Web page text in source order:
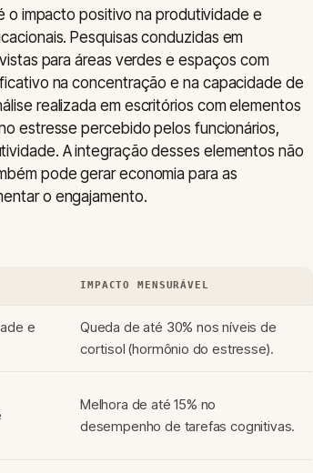
impacto positivo na produtividade e
Pesquisas conduzidas em
para áreas verdes e espaços com
na concentração e na capacidade de
realizada em escritórios com elementos
estresse percebido pelos funcionários,
A integração desses elementos não
pode gerar economia para as
o engajamento.
IMPACTO MENSURÁVEL
e
Queda de até 30% nos níveis de
cortisol (hormônio do estresse).
Melhora de até 15% no
desempenho de tarefas cognitivas.